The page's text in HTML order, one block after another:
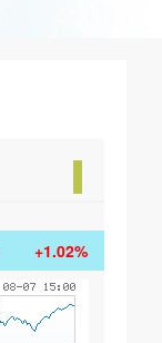
+1.02%